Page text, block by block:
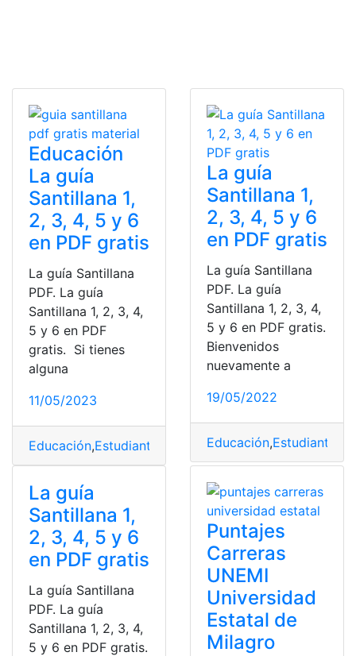
Educación
La guía
Santillana 1,
2, 3, 4, 5 y 6
en PDF gratis
La guía Santillana
PDF. La guía
Santillana 1, 2, 3, 4,
5 y 6 en PDF
gratis. Si tienes
alguna
11/05/2023
Educación,Estudiantes Materiales,pdf libro,Plan
La guía
Santillana 1,
2, 3, 4, 5 y 6
en PDF gratis
La guía Santillana
PDF. La guía
Santillana 1, 2, 3, 4,
5 y 6 en PDF gratis.
Bienvenidos
nuevamente a
19/05/2022
Educación,Estudiantes
La guía
Santillana 1,
2, 3, 4, 5 y 6
en PDF gratis
La guía Santillana
PDF. La guía
Santillana 1, 2, 3, 4,
5 y 6 en PDF gratis.
Puntajes
Carreras
UNEMI
Universidad
Estatal de
Milagro